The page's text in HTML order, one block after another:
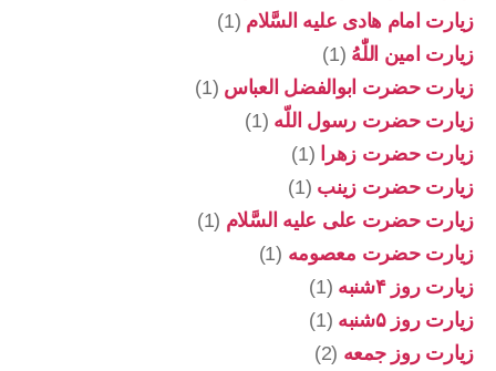
زیارت امام هادی علیه السَّلام (1)
زیارت امین اللّٰهُ (1)
زیارت حضرت ابوالفضل العباس (1)
زیارت حضرت رسول اللّه (1)
زیارت حضرت زهرا
(1)
زیارت حضرت زینب (1)
زیارت حضرت علی علیه السَّلام (1)
زیارت حضرت معصومه (1)
زیارت روز ۴شنبه
(1)
زیارت روز ۵شنبه
(1)
زیارت روز جمعه (2)